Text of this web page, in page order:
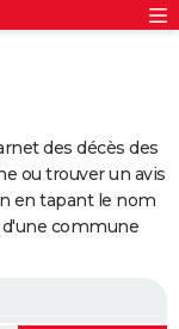
des décès des
ou trouver un avis
en tapant le nom
d'une commune